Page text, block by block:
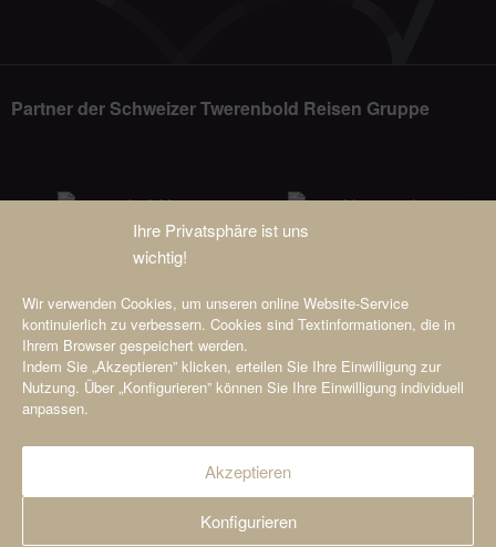
Ihre Privatsphäre ist uns
wichtig!
Wir verwenden Cookies, um unseren online Website-Service
kontinuierlich zu verbessern. Cookies sind Textinformationen, die in
Ihrem Browser gespeichert werden.
Indem Sie „Akzeptieren” klicken, erteilen Sie Ihre Einwilligung zur
Nutzung. Über „Konfigurieren” können Sie Ihre Einwilligung individuell
anpassen.
Akzeptieren
Konfigurieren
Partner der Schweizer Twerenbold Reisen Gruppe
© 2026 Viamonda GmbH i.L.